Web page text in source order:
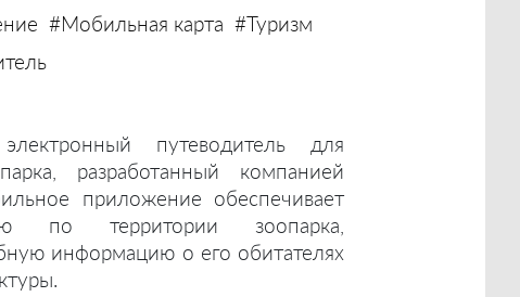
#Мобильная карта #Туризм
путеводитель для
разработанный компанией
приложение обеспечивает
по территории зоопарка,
информацию о его обитателях